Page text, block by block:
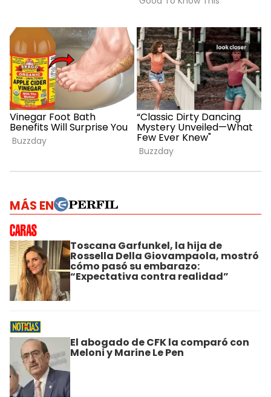
MÁS EN
Toscana Garfunkel, la hija de
Rossella Della Giovampaola, mostró
cómo pasó su embarazo:
“Expectativa contra realidad”
El abogado de CFK la comparó con
Meloni y Marine Le Pen